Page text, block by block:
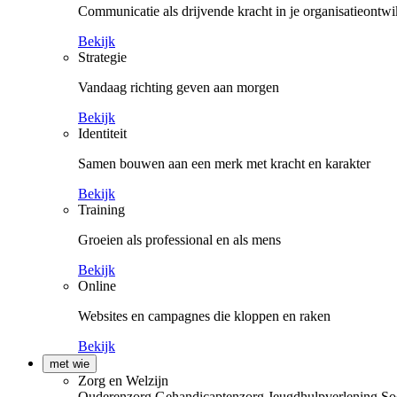
Communicatie als drijvende kracht in je
Bekijk
Strategie
Vandaag richting geven aan morgen
Bekijk
Identiteit
Samen bouwen aan een merk met kracht en karakter
Bekijk
Training
Groeien als professional en als mens
Bekijk
Online
Websites en campagnes die kloppen en raken
Bekijk
met wie
Zorg en Welzijn